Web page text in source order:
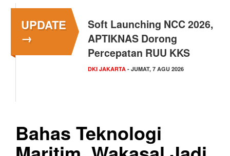
UPDATE
→
Menkop Bawa Semangat
Koperasi ke Festival
Lembah Baliem Wamena
NASIONAL- JUMAT, 7 AGU 2026
Bahas Teknologi